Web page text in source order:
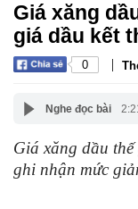
Giá xăng
giá dầu kết
0 |
Nghe đọc bài
Giá xăng dầu
ghi nhận mức